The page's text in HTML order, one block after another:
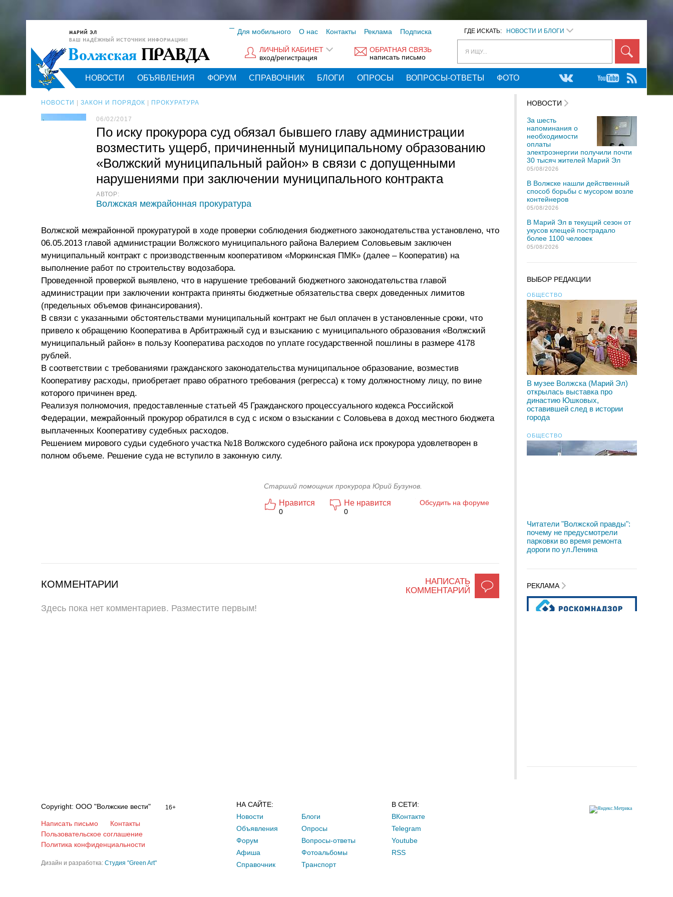
ГДЕ ИСКАТЬ: НОВОСТИ И БЛОГИ
Я ИЩУ...
Для мобильного О нас Контакты Реклама Подписка
ОБРАТНАЯ СВЯЗЬ
написать письмо
ЛИЧНЫЙ КАБИНЕТ
вход/регистрация
НОВОСТИ ОБЪЯВЛЕНИЯ ФОРУМ СПРАВОЧНИК БЛОГИ ОПРОСЫ ВОПРОСЫ-ОТВЕТЫ ФОТО
НОВОСТИ ЗАКОН И ПОРЯДОК ПРОКУРАТУРА
06/02/2017
По иску прокурора суд обязал бывшего главу администрации
возместить ущерб, причиненный муниципальному образованию
«Волжский муниципальный район» в связи с допущенными
нарушениями при заключении муниципального контракта
АВТОР:
Волжская межрайонная прокуратура
Волжской межрайонной прокуратурой в ходе проверки соблюдения бюджетного законодательства установлено, что
06.05.2013 главой администрации Волжского муниципального района Валерием Соловьевым заключен
муниципальный контракт с производственным кооперативом «Моркинская ПМК» (далее – Кооператив) на
выполнение работ по строительству водозабора.
Проведенной проверкой выявлено, что в нарушение требований бюджетного законодательства главой
администрации при заключении контракта приняты бюджетные обязательства сверх доведенных лимитов
(предельных объемов финансирования).
В связи с указанными обстоятельствами муниципальный контракт не был оплачен в установленные сроки, что
привело к обращению Кооператива в Арбитражный суд и взысканию с муниципального образования «Волжский
муниципальный район» в пользу Кооператива расходов по уплате государственной пошлины в размере 4178
рублей.
В соответствии с требованиями гражданского законодательства муниципальное образование, возместив
Кооперативу расходы, приобретает право обратного требования (регресса) к тому должностному лицу, по вине
которого причинен вред.
Реализуя полномочия, предоставленные статьей 45 Гражданского процессуального кодекса Российской
Федерации, межрайонный прокурор обратился в суд с иском о взыскании с Соловьева в доход местного бюджета
выплаченных Кооперативу судебных расходов.
Решением мирового судьи судебного участка №18 Волжского судебного района иск прокурора удовлетворен в
полном объеме. Решение суда не вступило в законную силу.
Старший помощник прокурора Юрий Бузунов.
Нравится
0
Не нравится
0
Обсудить на форуме
НАПИСАТЬ
КОММЕНТАРИЙ
КОММЕНТАРИИ
Здесь пока нет комментариев. Разместите первым!
НОВОСТИ
За шесть
напоминания о
необходимости
оплаты
электроэнергии получили почти
30 тысяч жителей Марий Эл
05/08/2026
В Волжске нашли действенный
способ борьбы с мусором возле
контейнеров
05/08/2026
В Марий Эл в текущий сезон от
укусов клещей пострадало
более 1100 человек
05/08/2026
ВЫБОР РЕДАКЦИИ
ОБЩЕСТВО
В музее Волжска (Марий Эл)
открылась выставка про
династию Юшковых,
оставившей след в истории
города
ОБЩЕСТВО
Читатели "Волжской правды":
почему не предусмотрели
парковки во время ремонта
дороги по ул.Ленина
РЕКЛАМА
Copyright: ООО "Волжские вести" 16+
Написать письмо
Контакты
Пользовательское соглашение
Политика конфиденциальности
Дизайн и разработка: Студия "Green Art"
НА САЙТЕ:
Новости
Объявления
Форум
Афиша
Справочник
Блоги
Опросы
Вопросы-ответы
Фотоальбомы
Транспорт
В СЕТИ:
ВКонтакте
Telegram
Youtube
RSS